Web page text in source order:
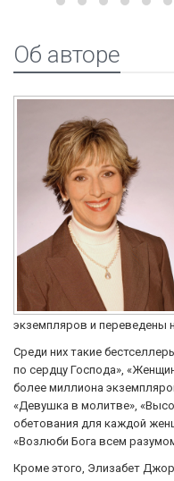
Об авторе
экземпляров и переведены
Среди них такие
по сердцу Господа»,
более миллиона
«Девушка в молитве»,
обетования для каждой
«Возлюби Бога всем
Кроме этого, Элизабет